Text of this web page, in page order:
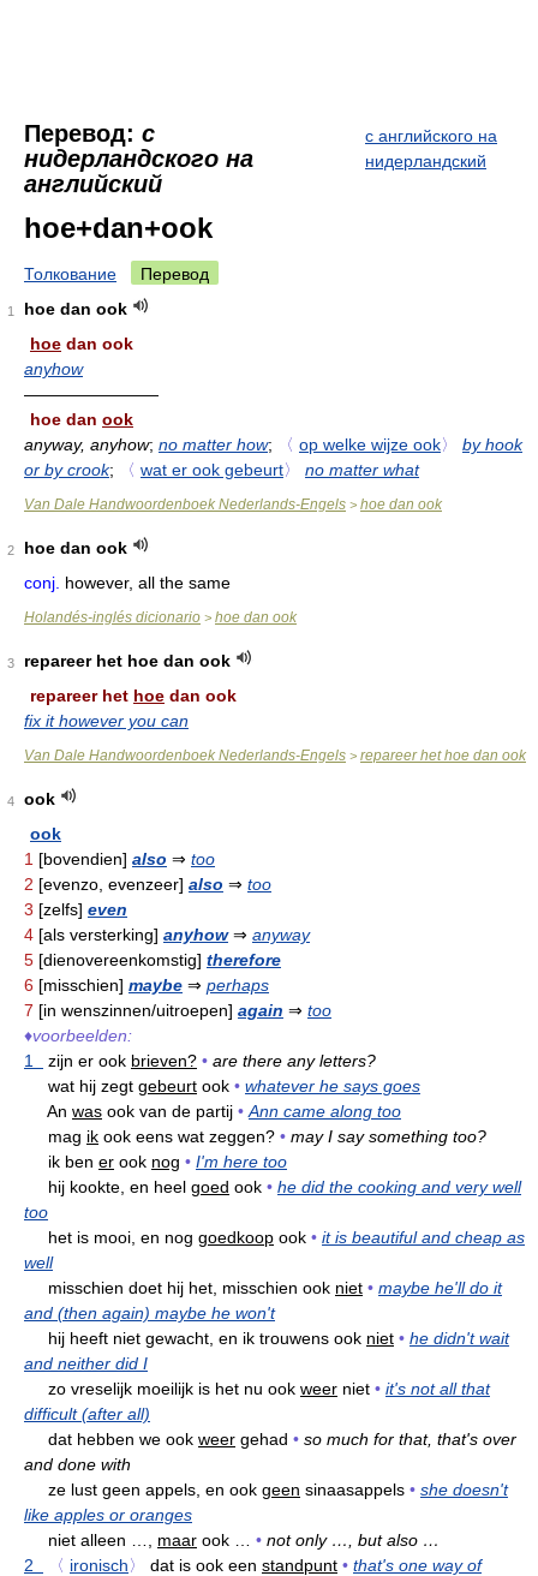
Перевод: с
нидерландского на
английский
с английского на
нидерландский
hoe+dan+ook
Толкование Перевод
1
hoe dan ook
hoe dan ook
anyhow
————————
hoe dan ook
anyway, anyhow; no matter how; 〈 op welke wijze ook〉
by hook
or by crook; 〈 wat er ook gebeurt〉 no matter what
Van Dale Handwoordenboek Nederlands-Engels > hoe dan ook
2
hoe dan ook
conj. however, all the same
Holandés-inglés dicionario > hoe dan ook
3
repareer het hoe dan ook
repareer het hoe dan ook
fix it however you can
Van Dale Handwoordenboek Nederlands-Engels > repareer het hoe dan ook
4
ook
ook
1 [bovendien] also ⇒ too
2 [evenzo, evenzeer] also ⇒ too
3 [zelfs] even
4 [als versterking] anyhow⇒ anyway
5 [dienovereenkomstig] therefore
6 [misschien] maybe ⇒ perhaps
7 [in wenszinnen/uitroepen] again ⇒ too
♦voorbeelden:
1
zijn er ook brieven? • are there any letters?
wat hij zegt gebeurt ook • whatever he says goes
An was ook van de partij • Ann came along too
mag ik ook eens wat zeggen? • may I say something too?
ik ben er ook nog • I'm here too
hij kookte, en heel goed ook • he did the cooking and very well
too
het is mooi, en nog goedkoop ook • it is beautiful and cheap as
well
misschien doet hij het, misschien ook niet • maybe he'll do it
and (then again) maybe he won't
hij heeft niet gewacht, en ik trouwens ook niet • he didn't wait
and neither did I
zo vreselijk moeilijk is het nu ook weer niet • it's not all that
difficult (after all)
dat hebben we ook weer gehad • so much for that, that's over
and done with
ze lust geen appels, en ook geen sinaasappels • she doesn't
like apples or oranges
niet alleen …, maar ook … • not only …, but also …
2
〈 ironisch〉 dat is ook een standpunt • that's one way of